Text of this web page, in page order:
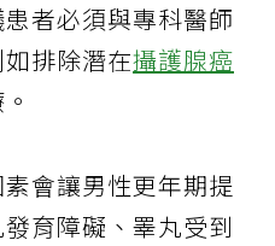
者必須與專科醫師
排除潛在攝護腺癌
會讓男性更年期提
育障礙、睪丸受到